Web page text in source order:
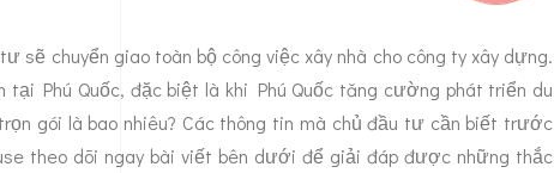
sẽ chuyển giao toàn bộ công việc xây nhà cho công ty xây dựng.
tại Phú Quốc, đặc biệt là khi Phú Quốc tăng cường phát triển du
gói là bao nhiêu? Các thông tin mà chủ đầu tư cần biết trước
theo dõi ngay bài viết bên dưới để giải đáp được những thắc